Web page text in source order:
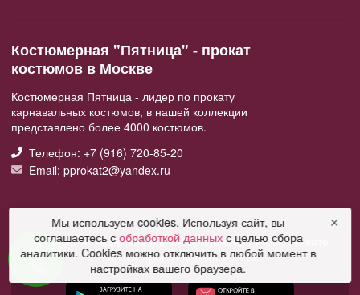
Костюмерная "Пятница" - прокат
костюмов в Москве
Костюмерная Пятница - лидер по прокату
карнавальных костюмов, в нашей коллекции
представлено более 4000 костюмов.
Телефон: +7 (916) 720-85-20
Email: pprokat2@yandex.ru
Установите наше мобильное приложение и Вы сможете
легко и просто делать заказы.
Мы используем cookies. Используя сайт, вы
соглашаетесь с обработкой данныхс целью сбора
аналитики. Cookies можно отключить в любой момент в
настройках вашего браузера.
✕